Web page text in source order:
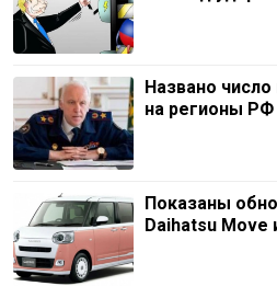
Названо
на регионы РФ
Показаны
Daihatsu Move